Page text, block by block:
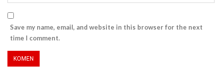
Save my name, email, and website in this browser for the next
time I comment.